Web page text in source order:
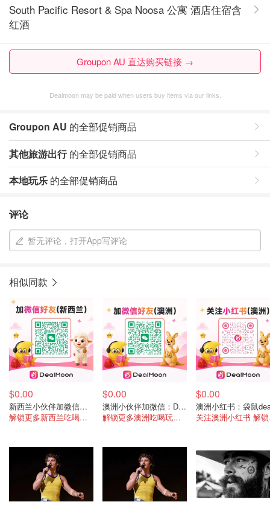
South Pacific Resort & Spa Noosa 公寓 酒店住宿含
红酒
Groupon AU 直达购买链接 →
Dealmoon may be paid when users buy items via our links.
Groupon AU 的全部促销商品
其他旅游出行的全部促销商品
本地玩乐 的全部促销商品
评论
暂无评论，打开App写评论
相似同款
$0.00
新西兰小伙伴加微信：DealmoonNz
解锁更多新西兰吃喝玩乐资讯
$0.00
澳洲小伙伴加微信：DealmoonAu2
解锁更多澳洲吃喝玩乐资讯
$0.00
关